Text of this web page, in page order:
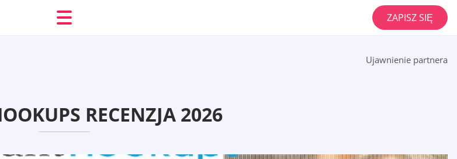
ZAPISZ SIĘ
Ujawnienie partnera
RECENZJA 2026